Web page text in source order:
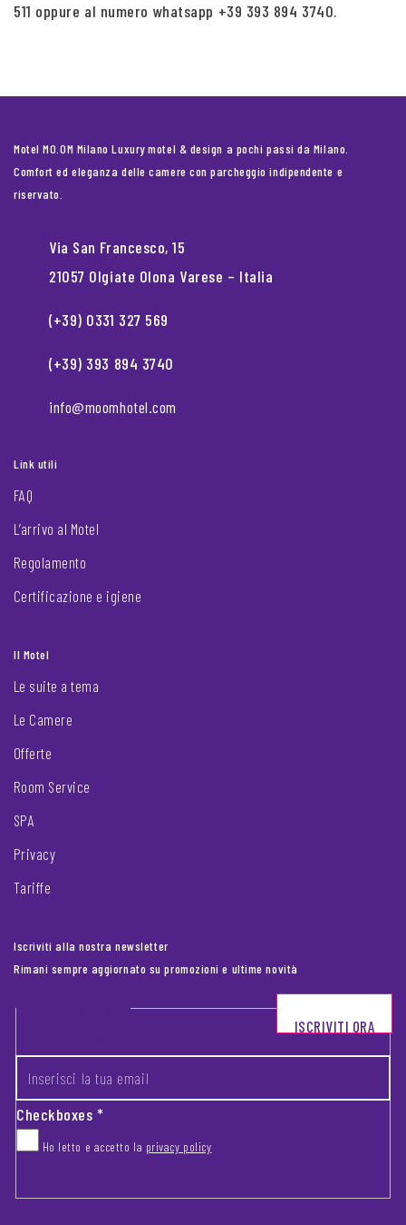
511 oppure al numero whatsapp +39 393 894 3740.
Motel MO.OM Milano Luxury motel & design a pochi passi da Milano.
Comfort ed eleganza delle camere con parcheggio indipendente e
riservato.
Via San Francesco, 15
21057 Olgiate Olona Varese – Italia
(+39) 0331 327 569
(+39) 393 894 3740
info@moomhotel.com
Link utili
FAQ
L’arrivo al Motel
Regolamento
Certificazione e igiene
Il Motel
Le suite a tema
Le Camere
Offerte
Room Service
SPA
Privacy
Tariffe
Iscriviti alla nostra newsletter
Rimani sempre aggiornato su promozioni e ultime novità
Footer newsletter
Checkboxes*
Ho letto e accetto la privacy policy
ISCRIVITI ORA